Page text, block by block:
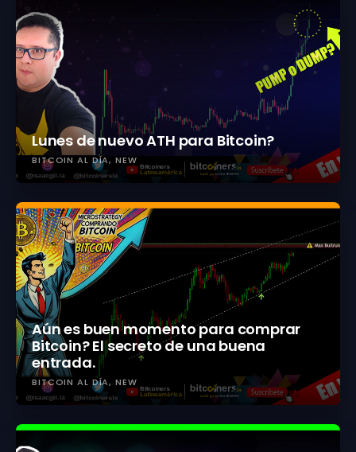
Lunes de nuevo ATH para Bitcoin?
BITCOIN AL DÍA NEW
Aún es buen momento para comprar
Bitcoin? El secreto de una buena
entrada.
BITCOIN AL DÍA NEW